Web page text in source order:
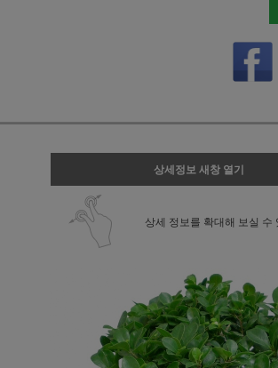
상세정보 새창 열기
상세 정보를 확대해 보실 수